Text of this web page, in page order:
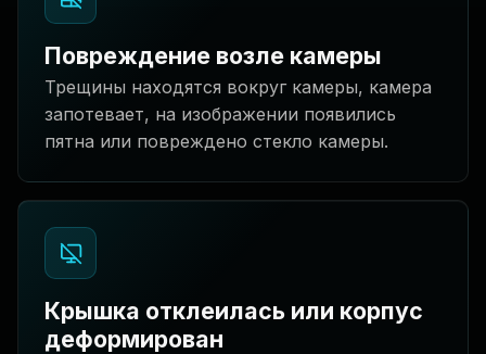
Повреждение возле камеры
Трещины находятся вокруг камеры, камера
запотевает, на изображении появились
пятна или повреждено стекло камеры.
Крышка отклеилась или корпус
деформирован